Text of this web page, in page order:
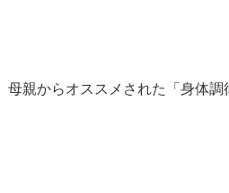
母親からオススメされた「身体